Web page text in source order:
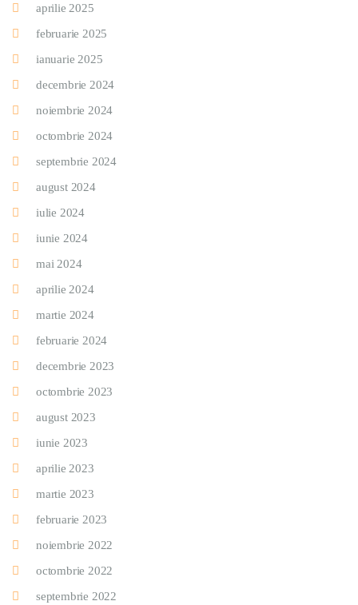
aprilie 2025
februarie 2025
ianuarie 2025
decembrie 2024
noiembrie 2024
octombrie 2024
septembrie 2024
august 2024
iulie 2024
iunie 2024
mai 2024
aprilie 2024
martie 2024
februarie 2024
decembrie 2023
octombrie 2023
august 2023
iunie 2023
aprilie 2023
martie 2023
februarie 2023
noiembrie 2022
octombrie 2022
septembrie 2022